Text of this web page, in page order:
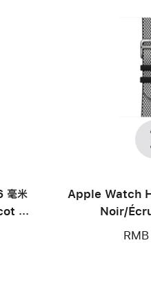
米
表
Apple Watch
Noir/
上
一
个
下
一
个